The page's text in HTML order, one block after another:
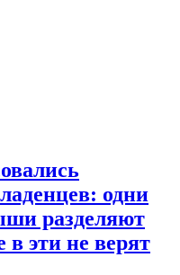
одни
разделяют
в эти не верят